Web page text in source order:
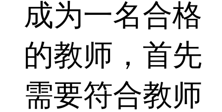
成为一名合格
的教师，首先
需要符合教师